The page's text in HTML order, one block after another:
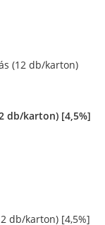
db/karton) [4,5%]